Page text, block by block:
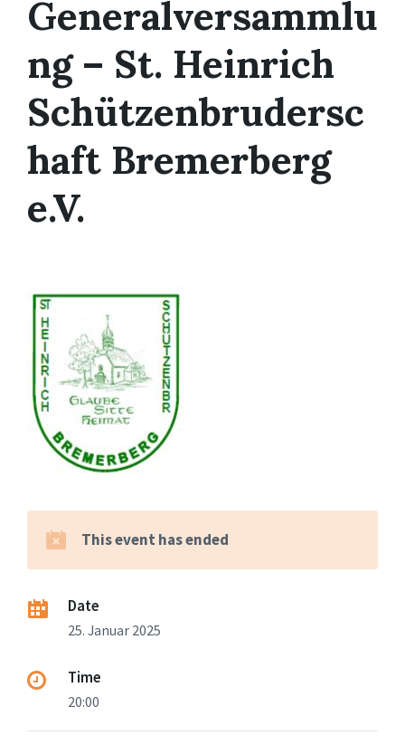
Generalversammlu
ng – St. Heinrich
Schützenbrudersc
haft Bremerberg
e.V.
This event has ended
Date
25. Januar 2025
Time
20:00